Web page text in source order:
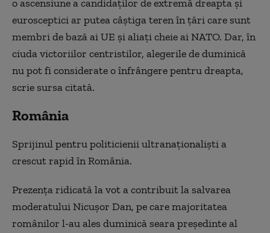
o ascensiune a candidaților de extremă dreapta și
eurosceptici ar putea câștiga teren în țări care sunt
membri de bază ai UE și aliați cheie ai NATO. Dar, în
ciuda victoriilor centristilor, alegerile de duminică
nu pot fi considerate o înfrângere pentru dreapta,
scrie sursa citată.
România
Sprijinul pentru politicienii ultranaționaliști a
crescut rapid în România.
Prezența ridicată la vot a contribuit la salvarea
moderatului Nicușor Dan, pe care majoritatea
românilor l-au ales duminică seara președinte al